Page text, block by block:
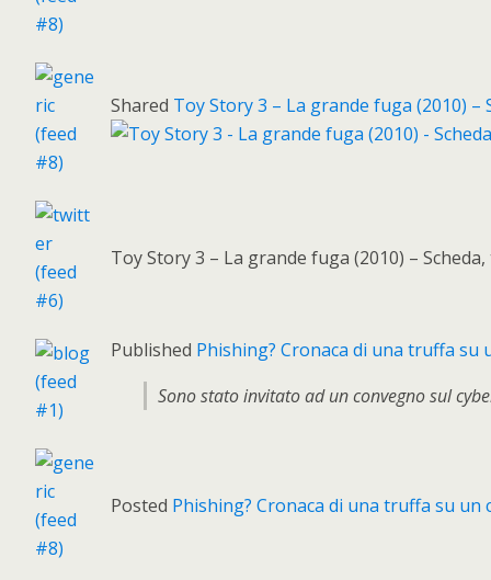
Shared Toy Story 3 – La grande fuga (2010)
Toy Story 3 – La grande fuga (2010) –
Published Phishing? Cronaca di una truffa su
Sono stato invitato ad un convegno sul
Posted Phishing? Cronaca di una truffa su un